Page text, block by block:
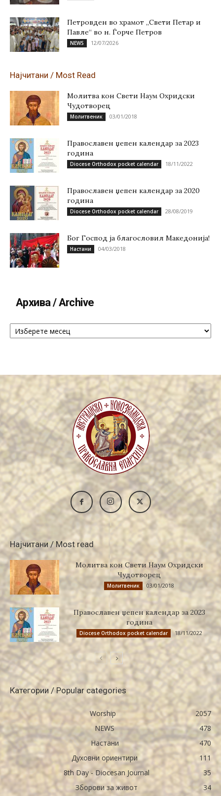
Петровден во храмот „Свети Петар и
Павле“ во н. Ѓорче Петров
NEWS 12/07/2026
Најчитани / Most Read
Молитва кон Свети Наум Охридски
Чудотворец
Молитвеник 03/01/2018
Православен џепен календар за 2023
година
Diocese Orthodox pocket calendar 18/11/2022
Православен џепен календар за 2020
година
Diocese Orthodox pocket calendar 28/08/2019
Бог Господ ја благословил Македонија!
Настани 04/03/2018
Архива / Archive
Архива
Најчитани / Most read
Молитва кон Свети Наум Охридски
Чудотворец
Молитвеник 03/01/2018
Православен џепен календар за 2023
година
Diocese Orthodox pocket calendar 18/11/2022
Категории / Popular categories
Worship
2057
NEWS
478
Настани
470
Духовни ориентири
111
8th Day - Diocesan Journal
35
Зборови за живот
34